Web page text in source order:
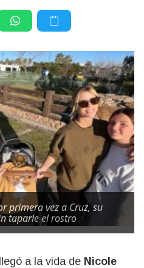
primera vez a Cruz, su
taparle el rostro
llegó a la vida de Nicole